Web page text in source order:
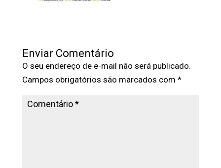
Enviar Comentário
O seu endereço de e-mail não será publicado.
Campos obrigatórios são marcados com *